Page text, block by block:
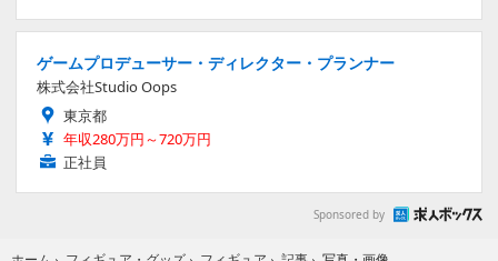
ゲームプロデューサー・ディレクター・プランナー
株式会社Studio Oops
東京都
年収280万円～720万円
正社員
Sponsored by
ホーム › フィギュア・グッズ › フィギュア › 記事 ›